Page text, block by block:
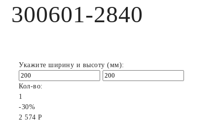
300601-2840
Укажите ширину и высоту (мм):
Кол-во:
1
-30%
2 574 Р